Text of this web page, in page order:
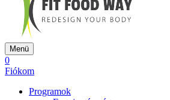
Menü
0
Fiókom
Programok